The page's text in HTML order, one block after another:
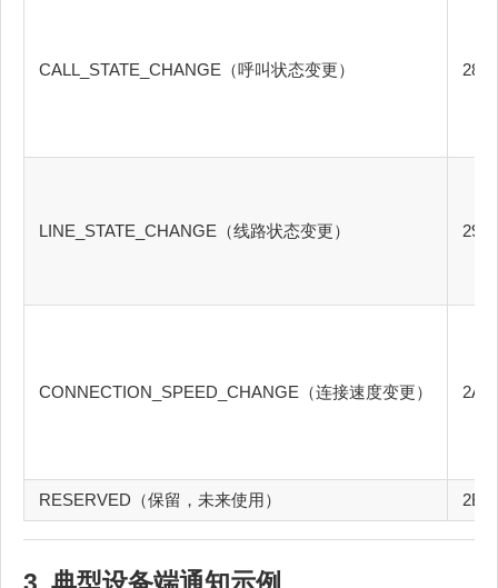
CALL_STATE_CHANGE（呼叫状态变更） 28h
LINE_STATE_CHANGE（线路状态变更） 29h
CONNECTION_SPEED_CHANGE（连接速度变更） 2Ah
RESERVED（保留，未来使用）